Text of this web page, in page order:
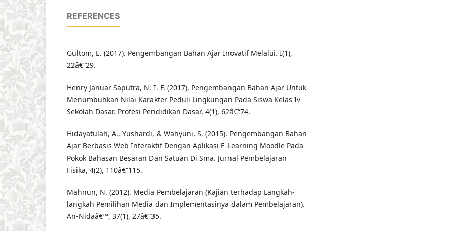
REFERENCES
Gultom, E. (2017). Pengembangan Bahan Ajar Inovatif Melalui. I(1),
22â€“29.
Henry Januar Saputra, N. I. F. (2017). Pengembangan Bahan Ajar Untuk
Menumbuhkan Nilai Karakter Peduli Lingkungan Pada Siswa Kelas Iv
Sekolah Dasar. Profesi Pendidikan Dasar, 4(1), 62â€“74.
Hidayatulah, A., Yushardi, & Wahyuni, S. (2015). Pengembangan Bahan
Ajar Berbasis Web Interaktif Dengan Aplikasi E-Learning Moodle Pada
Pokok Bahasan Besaran Dan Satuan Di Sma. Jurnal Pembelajaran
Fisika, 4(2), 110â€“115.
Mahnun, N. (2012). Media Pembelajaran (Kajian terhadap Langkah-
langkah Pemilihan Media dan Implementasinya dalam Pembelajaran).
An-Nidaâ€™, 37(1), 27â€“35.